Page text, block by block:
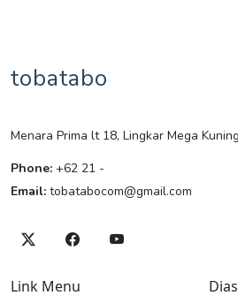
tobatabo
Menara Prima lt 18, Lingkar Mega
Phone: +62 21 -
Email: tobatabocom@gmail.com
Link Menu